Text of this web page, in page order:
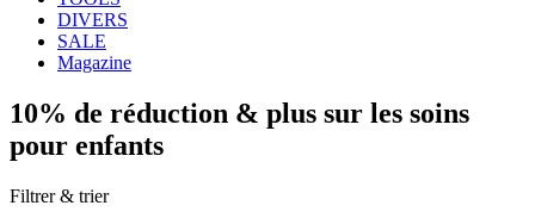
DIVERS
SALE
Magazine
10% de réduction & plus sur les soins
pour enfants
Filtrer & trier